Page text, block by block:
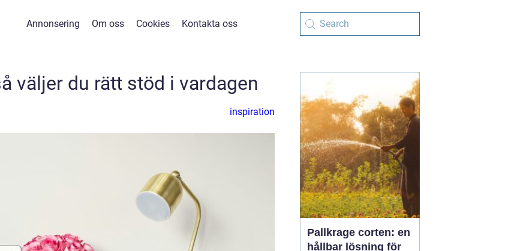
Annonsering Om oss Cookies Kontakta oss
väljer du rätt stöd i vardagen
inspiration
Pallkrage corten: en
hållbar lösning för